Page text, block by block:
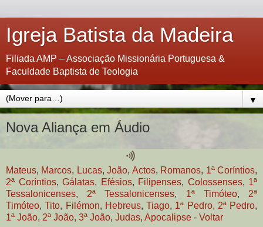
Igreja Batista da Madeira
Filiada AMP – Associação Missionária Portuguesa &
Faculdade Baptista de Teologia
▼
Nova Aliança em Áudio
Mateus, Marcos, Lucas,João, Actos, Romanos, 1ª Coríntios,
2ª Coríntios, Gálatas, Efésios, Filipenses, Colossenses, 1ª
Tessalonicenses, 2ª Tessalonicenses, 1ª Timóteo, 2ª
Timóteo,Tito, Filémon, Hebreus, Tiago, 1ª Pedro, 2ª Pedro,
1ª João, 2ª João, 3ª João, Judas, Apocalipse - Voltar